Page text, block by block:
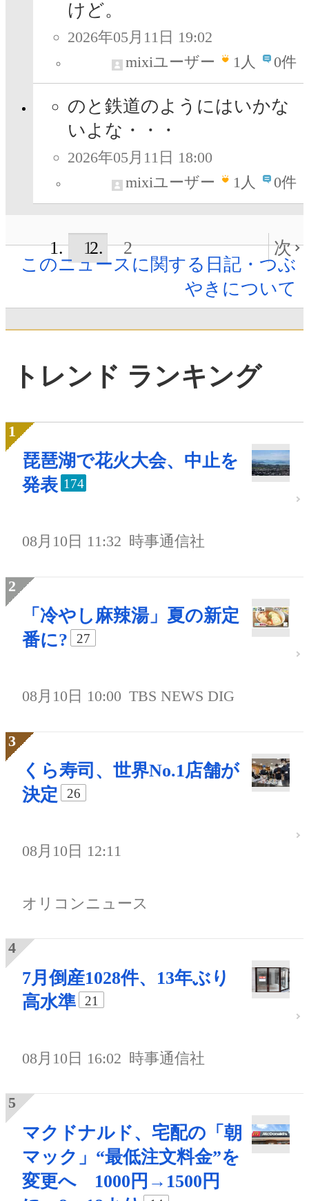
けど。
2026年05月11日 19:02
mixiユーザー
1人 0件
のと鉄道のようにはいかな
いよな・・・
2026年05月11日 18:00
mixiユーザー
1人 0件
1 2
次
このニュースに関する日記・つぶ
やきについて
トレンド ランキング
琵琶湖で花火大会、中止を
発表 174
08月10日 11:32 時事通信社
「冷やし麻辣湯」夏の新定
番に?
27
08月10日 10:00 TBS NEWS DIG
くら寿司、世界No.1店舗が
決定
26
08月10日 12:11
オリコンニュース
7月倒産1028件、13年ぶり
高水準
21
08月10日 16:02 時事通信社
マクドナルド、宅配の「朝
マック」“最低注文料金”を
変更へ 1000円→1500円